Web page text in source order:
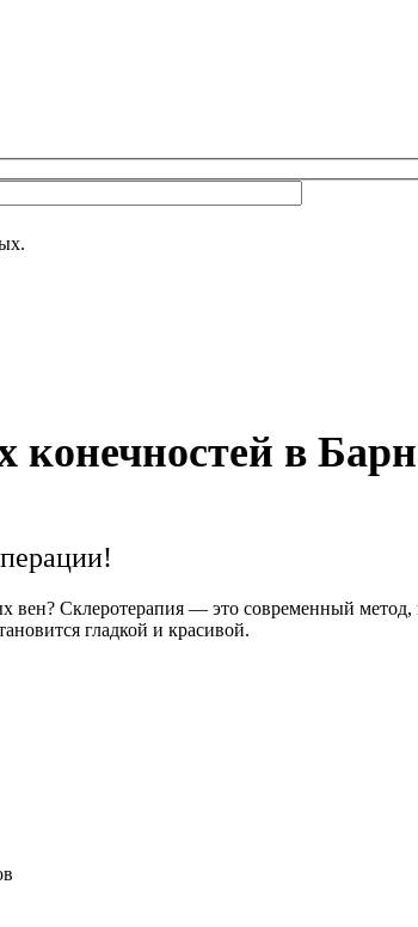
пустым.
в
вен? Склеротерапия — это современный
гладкой и красивой.